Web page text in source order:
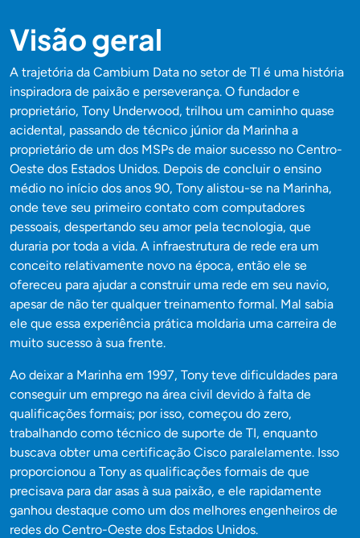
Visão geral
A trajetória da Cambium Data no setor de TI é uma história
inspiradora de paixão e perseverança. O fundador e
proprietário, Tony Underwood, trilhou um caminho quase
acidental, passando de técnico júnior da Marinha a
proprietário de um dos MSPs de maior sucesso no Centro-
Oeste dos Estados Unidos. Depois de concluir o ensino
médio no início dos anos 90, Tony alistou-se na Marinha,
onde teve seu primeiro contato com computadores
pessoais, despertando seu amor pela tecnologia, que
duraria por toda a vida. A infraestrutura de rede era um
conceito relativamente novo na época, então ele se
ofereceu para ajudar a construir uma rede em seu navio,
apesar de não ter qualquer treinamento formal. Mal sabia
ele que essa experiência prática moldaria uma carreira de
muito sucesso à sua frente.
Ao deixar a Marinha em 1997, Tony teve dificuldades para
conseguir um emprego na área civil devido à falta de
qualificações formais; por isso, começou do zero,
trabalhando como técnico de suporte de TI, enquanto
buscava obter uma certificação Cisco paralelamente. Isso
proporcionou a Tony as qualificações formais de que
precisava para dar asas à sua paixão, e ele rapidamente
ganhou destaque como um dos melhores engenheiros de
redes do Centro-Oeste dos Estados Unidos.